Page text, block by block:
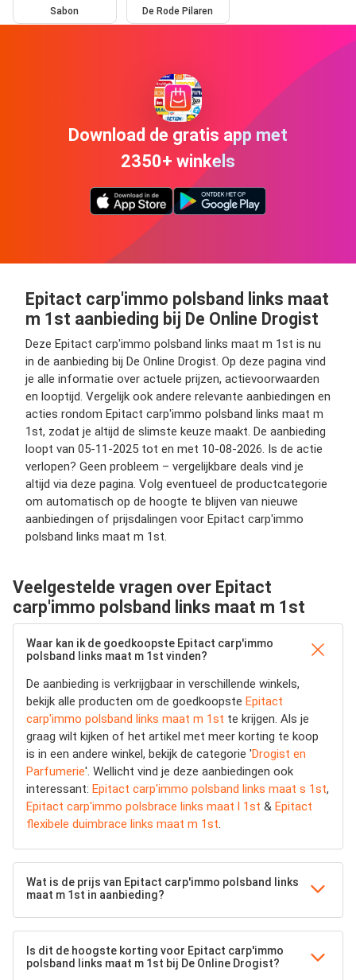
Sabon De Rode Pilaren
Download de gratis app met
2350+ winkels
Epitact carp'immo polsband links maat
m 1st aanbieding bij De Online Drogist
Deze Epitact carp'immo polsband links maat m 1st is nu
in de aanbieding bij De Online Drogist. Op deze pagina vind
je alle informatie over actuele prijzen, actievoorwaarden
en looptijd. Vergelijk ook andere relevante aanbiedingen en
acties rondom Epitact carp'immo polsband links maat m
1st, zodat je altijd de slimste keuze maakt. De aanbieding
loopt van 05-11-2025 tot en met 10-08-2026. Is de actie
verlopen? Geen probleem – vergelijkbare deals vind je
altijd via deze pagina. Volg eventueel de productcategorie
om automatisch op de hoogte te blijven van nieuwe
aanbiedingen of prijsdalingen voor Epitact carp'immo
polsband links maat m 1st.
Veelgestelde vragen over Epitact
carp'immo polsband links maat m 1st
Waar kan ik de goedkoopste Epitact carp'immo
polsband links maat m 1st vinden?
De aanbieding is verkrijgbaar in verschillende winkels,
bekijk alle producten om de goedkoopste Epitact
carp'immo polsband links maat m 1st te krijgen. Als je
graag wilt kijken of het artikel met meer korting te koop
is in een andere winkel, bekijk de categorie 'Drogist en
Parfumerie'. Wellicht vind je deze aanbiedingen ook
interessant: Epitact carp'immo polsband links maat s 1st,
Epitact carp'immo polsbrace links maat l 1st & Epitact
flexibele duimbrace links maat m 1st.
Wat is de prijs van Epitact carp'immo polsband links
maat m 1st in aanbieding?
Is dit de hoogste korting voor Epitact carp'immo
polsband links maat m 1st bij De Online Drogist?